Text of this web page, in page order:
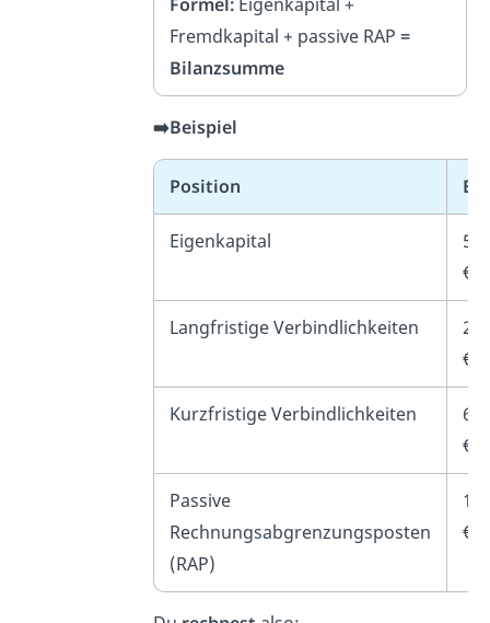
Fremdkapital + passive RAP=
Bilanzsumme
➡️Beispiel
Position
Eigenkapital
€
Langfristige Verbindlichkeiten
€
Kurzfristige Verbindlichkeiten
€
Passive
Rechnungsabgrenzungsposten
(RAP)
€